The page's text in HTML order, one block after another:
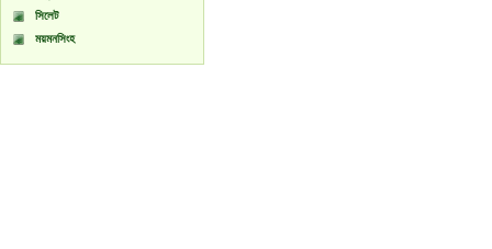
সিলেট
ময়মনসিংহ